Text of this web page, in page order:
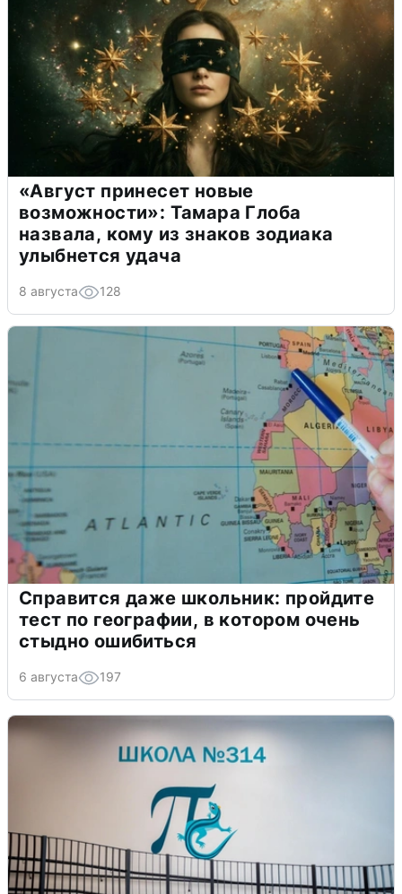
«Август принесет новые
возможности»: Тамара Глоба
назвала, кому из знаков зодиака
улыбнется удача
8 августа 128
Справится даже школьник: пройдите
тест по географии, в котором очень
стыдно ошибиться
6 августа 197